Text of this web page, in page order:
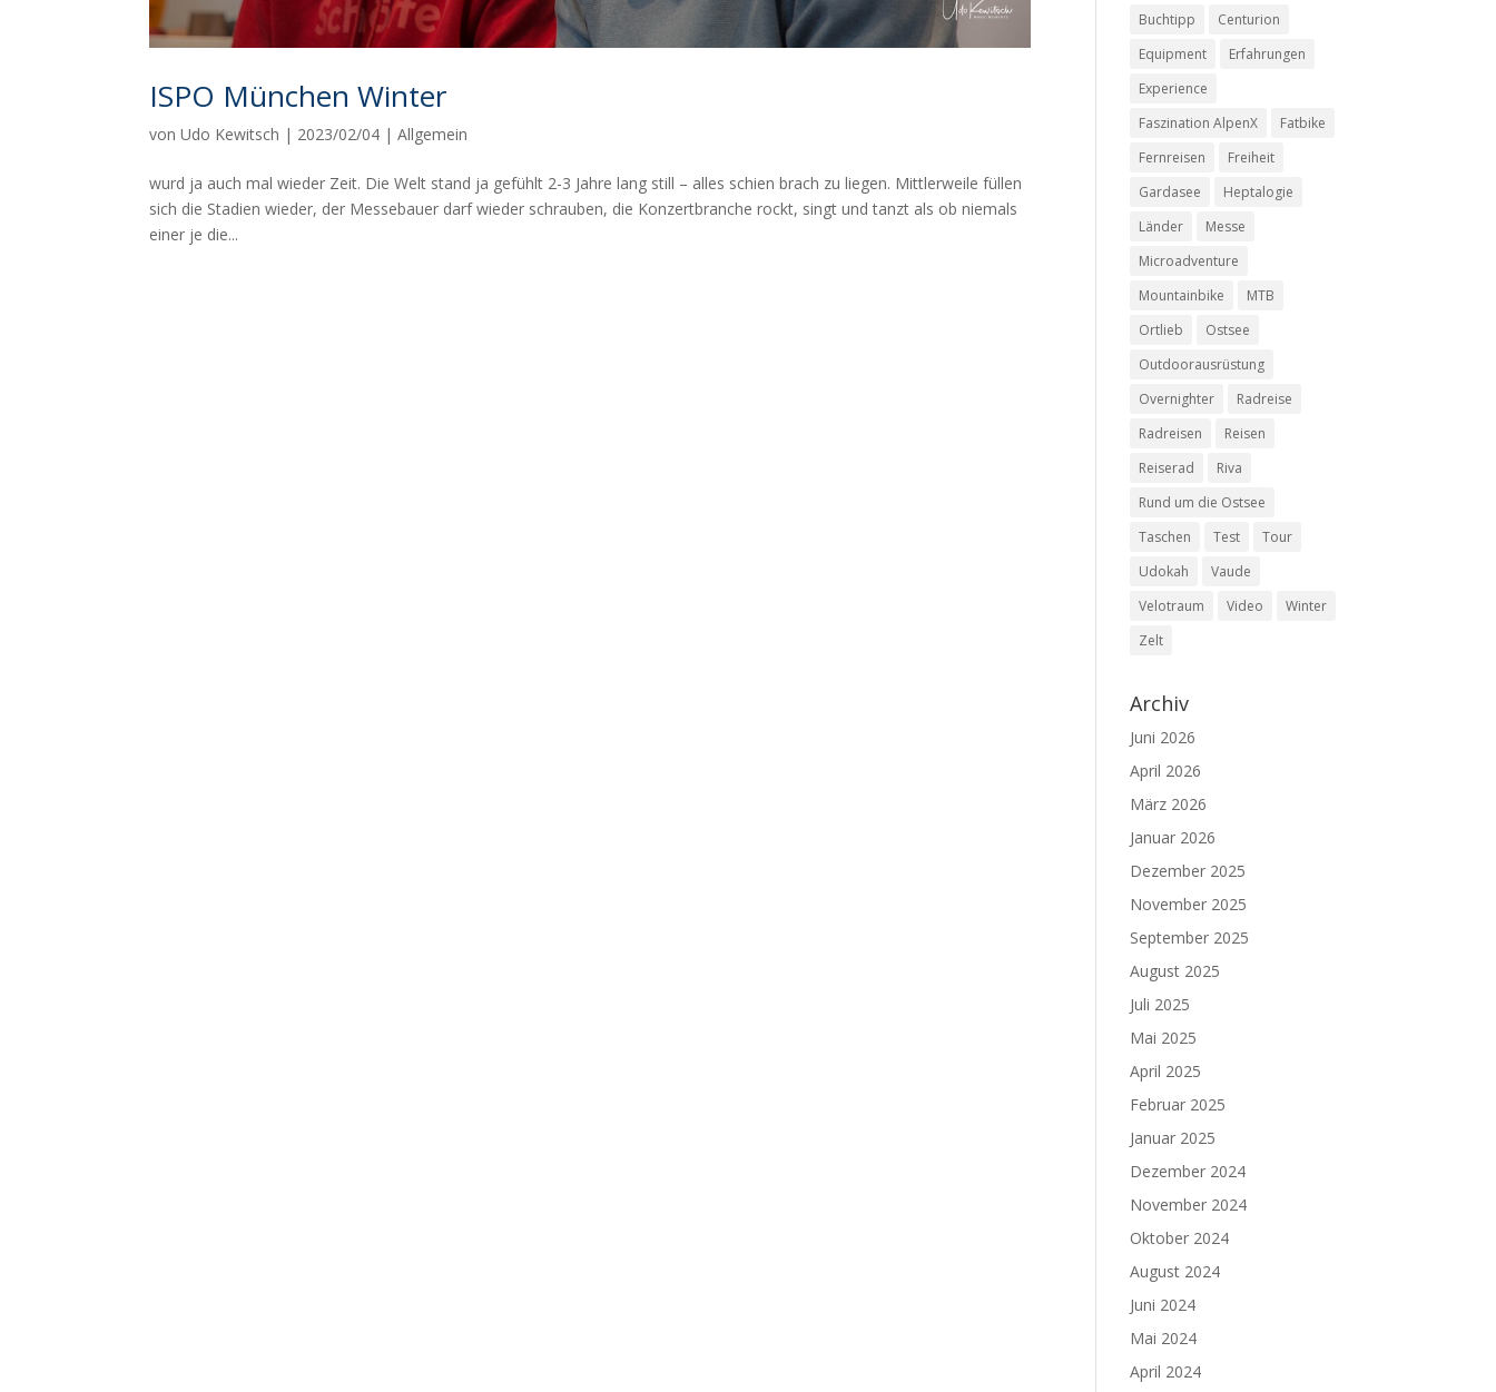
ISPO München Winter
vonUdo Kewitsch | 2023/02/04 |Allgemein
wurd ja auch mal wieder Zeit. Die Welt stand ja gefühlt 2-3 Jahre lang still – alles schien brach zu liegen. Mittlerweile füllen
sich die Stadien wieder, der Messebauer darf wieder schrauben, die Konzertbranche rockt, singt und tanzt als ob niemals
einer je die...
Buchtipp
Centurion
Equipment
Erfahrungen
Experience
Faszination AlpenX
Fatbike
Fernreisen
Freiheit
Gardasee
Heptalogie
Länder
Messe
Microadventure
Mountainbike
MTB
Ortlieb
Ostsee
Outdoorausrüstung
Overnighter
Radreise
Radreisen
Reisen
Reiserad
Riva
Rund um die Ostsee
Taschen
Test
Tour
Udokah
Vaude
Velotraum
Video
Winter
Zelt
Archiv
Juni 2026
April 2026
März 2026
Januar 2026
Dezember 2025
November 2025
September 2025
August 2025
Juli 2025
Mai 2025
April 2025
Februar 2025
Januar 2025
Dezember 2024
November 2024
Oktober 2024
August 2024
Juni 2024
Mai 2024
April 2024